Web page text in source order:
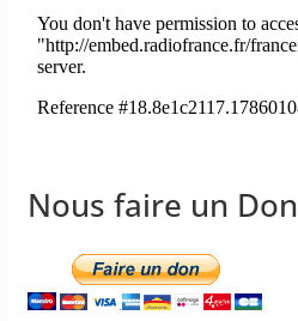
Nous faire un Don